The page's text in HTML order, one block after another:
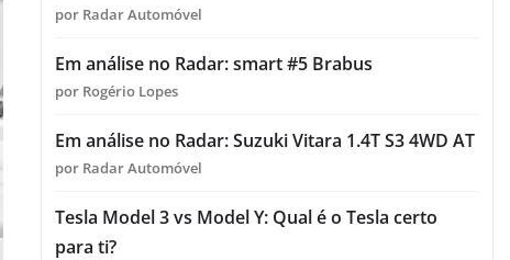
por Radar Automóvel
Em análise no Radar: smart #5 Brabus
por Rogério Lopes
Em análise no Radar: Suzuki Vitara 1.4T S3 4WD AT
por Radar Automóvel
Tesla Model 3 vs Model Y: Qual é o Tesla certo
para ti?